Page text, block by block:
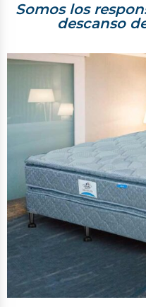
Somos los
descanso